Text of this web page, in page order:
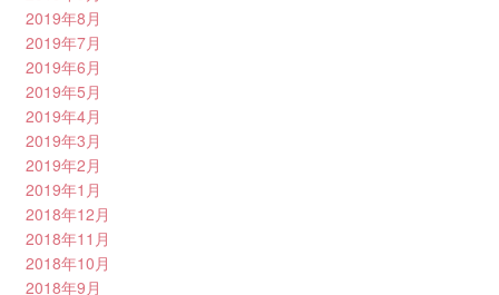
2019年8月
2019年7月
2019年6月
2019年5月
2019年4月
2019年3月
2019年2月
2019年1月
2018年12月
2018年11月
2018年10月
2018年9月